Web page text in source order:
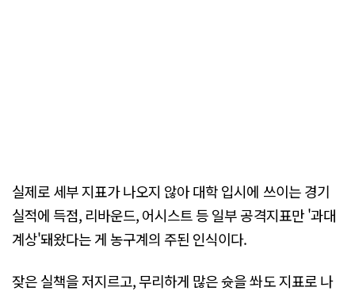
실제로 세부 지표가 나오지 않아 대학 입시에 쓰이는 경기
실적에 득점, 리바운드, 어시스트 등 일부 공격지표만 '과대
계상'돼왔다는 게 농구계의 주된 인식이다.
잦은 실책을 저지르고, 무리하게 많은 슛을 쏴도 지표로 나